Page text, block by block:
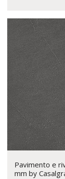
Pavimento e
mm by